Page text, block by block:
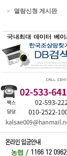
열람신청 게시판